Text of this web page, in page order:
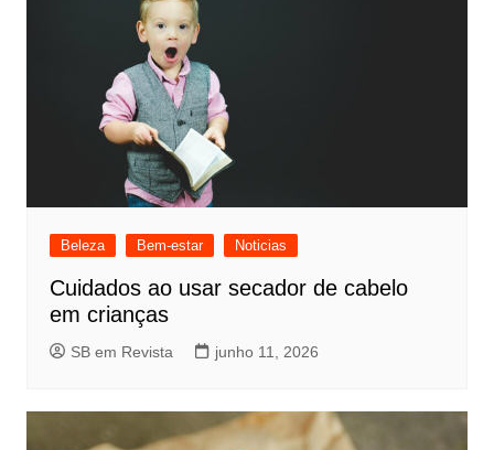
Beleza Bem-estar Noticias
Cuidados ao usar secador de cabelo
em crianças
SB em Revista junho 11, 2026